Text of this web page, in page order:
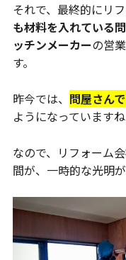
それで、最終的にリ
も材料を入れている
ッチンメーカーの営
す。
昨今では、 問屋さん
ようになっていますね
なので、リフォーム
間が、一時的な光明